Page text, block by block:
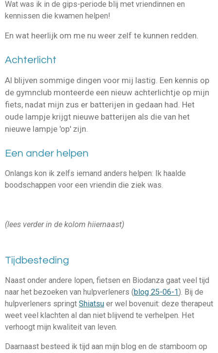
Wat was ik in de gips-periode blij met vriendinnen en
kennissen die kwamen helpen!
En wat heerlijk om me nu weer zelf te kunnen redden.
Achterlicht
Al blijven sommige dingen voor mij lastig. Een kennis op
de gymnclub monteerde een nieuw achterlichtje op mijn
fiets, nadat mijn zus er batterijen in gedaan had. Het
oude lampje krijgt nieuwe batterijen als die van het
nieuwe lampje 'op' zijn.
Een ander helpen
Onlangs kon ik zelfs iemand anders helpen: Ik haalde
boodschappen voor een vriendin die ziek was.
(lees verder in de kolom hiiernaast)
Tijdbesteding
Naast onder andere lopen, fietsen en Biodanza gaat veel tijd
naar het bezoeken van hulpverleners (blog 25-06-1). Bij de
hulpverleners springt Shiatsu er wel bovenuit: deze therapeut
weet veel klachten al dan niet blijvend te verhelpen. Het
verhoogt mijn kwaliteit van leven.
Daarnaast besteed ik tijd aan mijn blog en de stamboom op